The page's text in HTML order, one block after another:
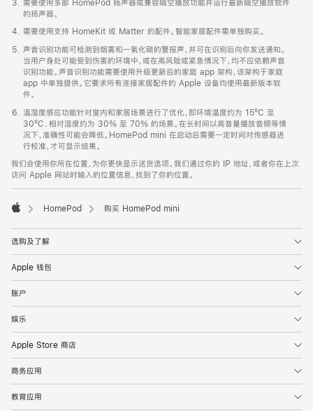
需要使用多部 HomePod 扬声器或兼容隔空播放功能并运行最新隔空播放软件
的扬声器。
需要使用支持 HomeKit 或 Matter 的配件。智能家居配件需单独购买。
声音识别功能可检测到烟雾和一氧化碳的警报声，并可在识别后向你发送通知。
当用户身处可能受到伤害的环境中，或在高风险或紧急情况下，均不应依赖声音
识别功能。声音识别功能需要使用升级更新后的家庭 app 架构，该架构于家庭
app 中单独提供。它要求所有连接家居配件的 Apple 设备均使用最新版本软
件。
温湿度感应功能针对室内和家居场景进行了优化，即环境温度约为 15ºC 至
30ºC、相对湿度约为 30% 至 70% 的场景。在长时间以高音量播放音频等情
况下，准确性可能会降低。HomePod mini 在启动后需要一定时间对传感器进
行校准，才可显示结果。
我们会使用你所在位置，为你更快显示送货选项。我们通过你的 IP 地址，或者你在上次
访问 Apple 网站时输入的位置信息，找到了你的位置。
HomePod 购买 HomePod mini
选购及了解
Apple 钱包
账户
娱乐
Apple Store 商店
商务应用
教育应用